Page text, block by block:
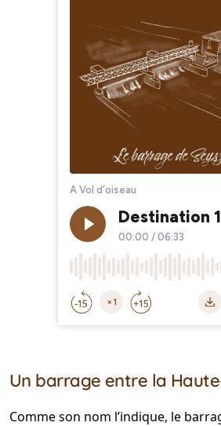
Un barrage entre la
Comme son nom l’indique, le